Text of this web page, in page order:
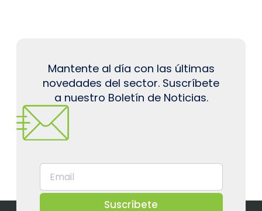
Mantente al día con las últimas
novedades del sector. Suscríbete
a nuestro Boletín de Noticias.
Suscríbete